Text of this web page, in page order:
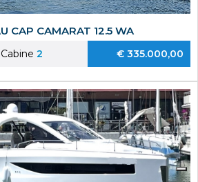
CAP CAMARAT 12.5 WA
Cabine 2 € 335.000,00